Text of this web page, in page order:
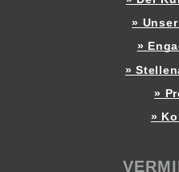
»
»
»
»
»